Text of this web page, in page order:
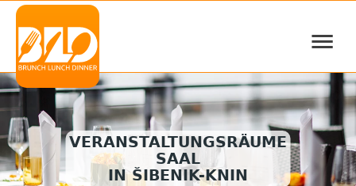
≡
VERANSTALTUNGSRÄUME
SAAL
IN ŠIBENIK-KNIN